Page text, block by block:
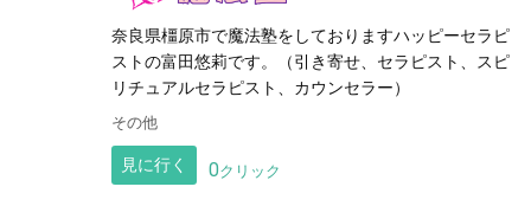
奈良県橿原市で魔法塾をしておりますハッピーセラピ
ストの富田悠莉です。（引き寄せ、セラピスト、スピ
リチュアルセラピスト、カウンセラー）
その他
見に行く 0クリック